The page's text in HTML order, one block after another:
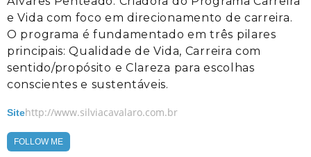
e Vida com foco em direcionamento de carreira.
O programa é fundamentado em três pilares
principais: Qualidade de Vida, Carreira com
sentido/propósito e Clareza para escolhas
conscientes e sustentáveis.
Sitehttp://www.silviacavalaro.com.br
FOLLOW ME